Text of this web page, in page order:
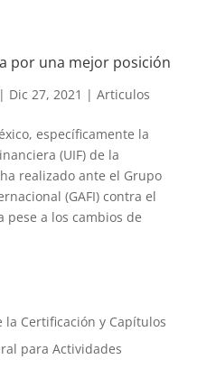
por una mejor posición
| Dic 27, 2021 | Articulos
específicamente la
(UIF) de la
realizado ante el Grupo
(GAFI) contra el
pese a los cambios de
la Certificación y Capítulos
para Actividades